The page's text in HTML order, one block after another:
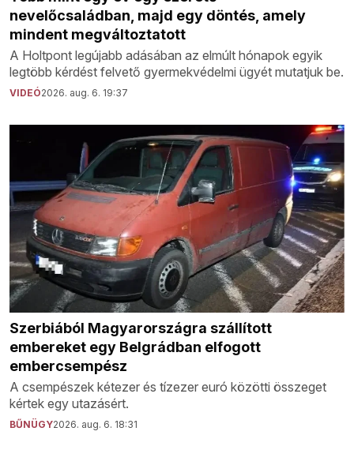
nevelőcsaládban, majd egy döntés, amely
mindent megváltoztatott
A Holtpont legújabb adásában az elmúlt hónapok egyik
legtöbb kérdést felvető gyermekvédelmi ügyét mutatjuk be.
VIDEÓ2026. aug. 6. 19:37
Szerbiából Magyarországra szállított
embereket egy Belgrádban elfogott
embercsempész
A csempészek kétezer és tízezer euró közötti összeget
kértek egy utazásért.
BŰNÜGY2026. aug. 6. 18:31